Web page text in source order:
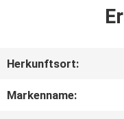
Herkunftsort:
Markenname: